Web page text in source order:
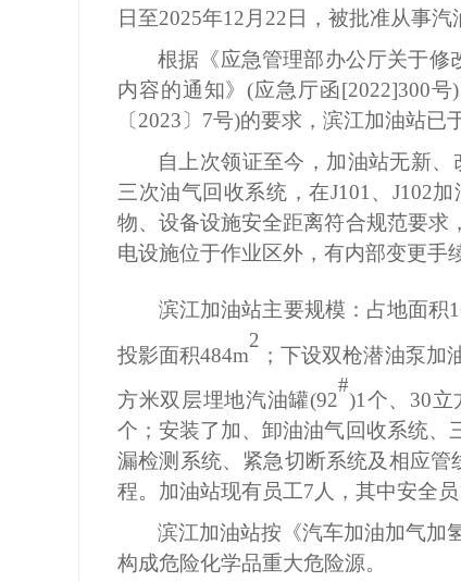
日至2025年12月22日 ， 被批准从事汽
根据《应急管理部办公厅关于修
内容的通知》(应急厅函[2022]300
〔 2023〕7号)的要求 ， 滨江加油站已
自上次领证至今 ， 加油站无新、
三次油气回收系统，在J101、J102
物、设备设施安全距离符合规范要求
电设施位于作业区外， 有内部变更手
滨江加油站主要规模： 占地面积
投影面积484m
2
；下设双枪潜油泵加
方米双层埋地汽油罐(92
#
)1 个、 30立
个 ；安装了加、卸油油气回收系统、
漏检测系统、紧急切断系统及相应管
程。加油站现有员工7 人，其中安全员
滨江加油站按《汽车加油加气加
构成危险化学品重大危险源。